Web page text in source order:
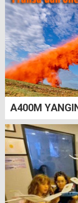
A400M